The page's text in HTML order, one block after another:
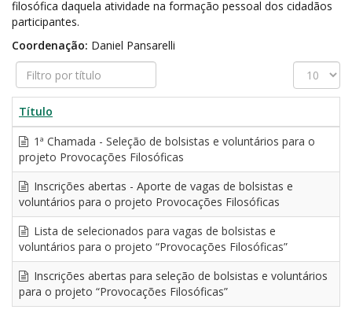
filosófica daquela atividade na formação pessoal dos cidadãos
participantes.
Coordenação: Daniel Pansarelli
Filtro
por
título
Exibir
#
Título
1ª Chamada - Seleção de bolsistas e voluntários para o
projeto Provocações Filosóficas
Inscrições abertas - Aporte de vagas de bolsistas e
voluntários para o projeto Provocações Filosóficas
Lista de selecionados para vagas de bolsistas e
voluntários para o projeto “Provocações Filosóficas”
Inscrições abertas para seleção de bolsistas e voluntários
para o projeto “Provocações Filosóficas”